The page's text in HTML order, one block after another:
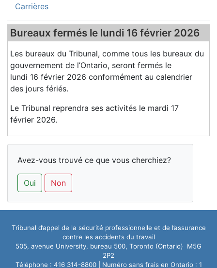
Carrières
Bureaux fermés le lundi 16 février 2026
Les bureaux du Tribunal, comme tous les bureaux du
gouvernement de l’Ontario, seront fermés le
lundi 16 février 2026 conformément au calendrier
des jours fériés.
Le Tribunal reprendra ses activités le mardi 17
février 2026.
Avez-vous trouvé ce que vous cherchiez?
Oui Non
Tribunal d’appel de la sécurité professionnelle et de l’assurance
contre les accidents du travail
505, avenue University, bureau 500, Toronto (Ontario) M5G
2P2
Téléphone : 416 314-8800 | Numéro sans frais en Ontario : 1